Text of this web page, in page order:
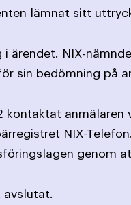
lämnat sitt
ärendet. NIX-
sin bedömning på
kontaktat
NIX-
genom
avslutat.